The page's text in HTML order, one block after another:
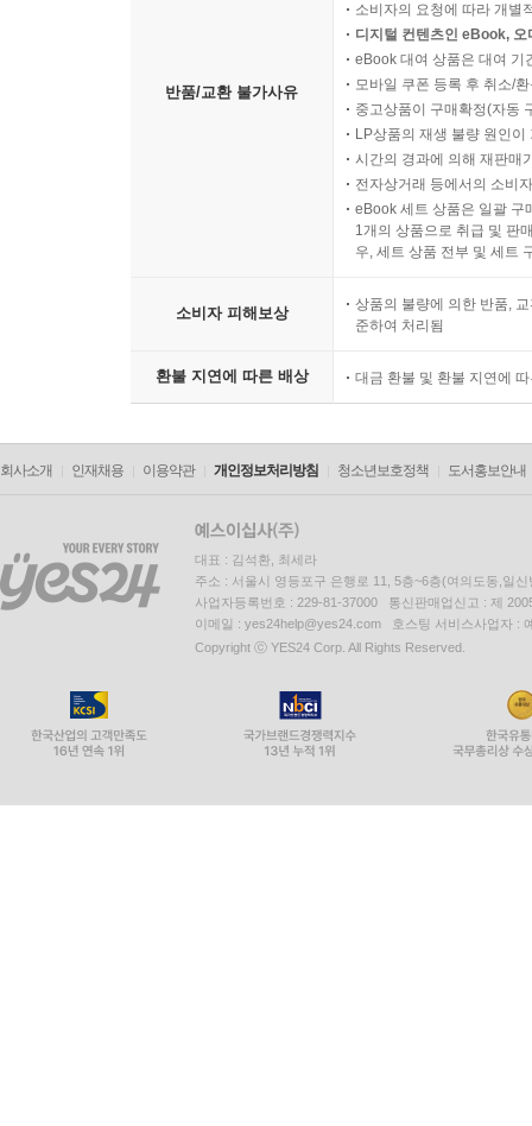
반품/교환 불가사유
소비자의 요청에 따라 개별
디지털 컨텐츠인 eBook,
eBook 대여 상품은 대여 기
모바일 쿠폰 등록 후 취소/
중고상품이 구매확정(자동
LP상품의 재생 불량 원인
시간의 경과에 의해 재판매
전자상거래 등에서의 소비
eBook 세트 상품은 일괄 구
1개의 상품으로 취급 및 판
우, 세트 상품 전부 및 세트
소비자 피해보상
상품의 불량에 의한 반품,
준하여 처리됨
환불 지연에 따른 배상 대금 환불 및 환불 지연에
회사소개 인재채용 이용약관 개인정보처리방침 청소년보호정책 도서홍보안내
대표 : 김석환, 최세라
주소 : 서울시 영등포구 은행로 11, 5층~6층(여의도동,일신
사업자등록번호 : 229-81-37000 통신판매업신고 : 제
이메일 : yes24help@yes24.com 호스팅 서비스사업자 :
Copyright ⓒ YES24 Corp. All Rights Reserved.